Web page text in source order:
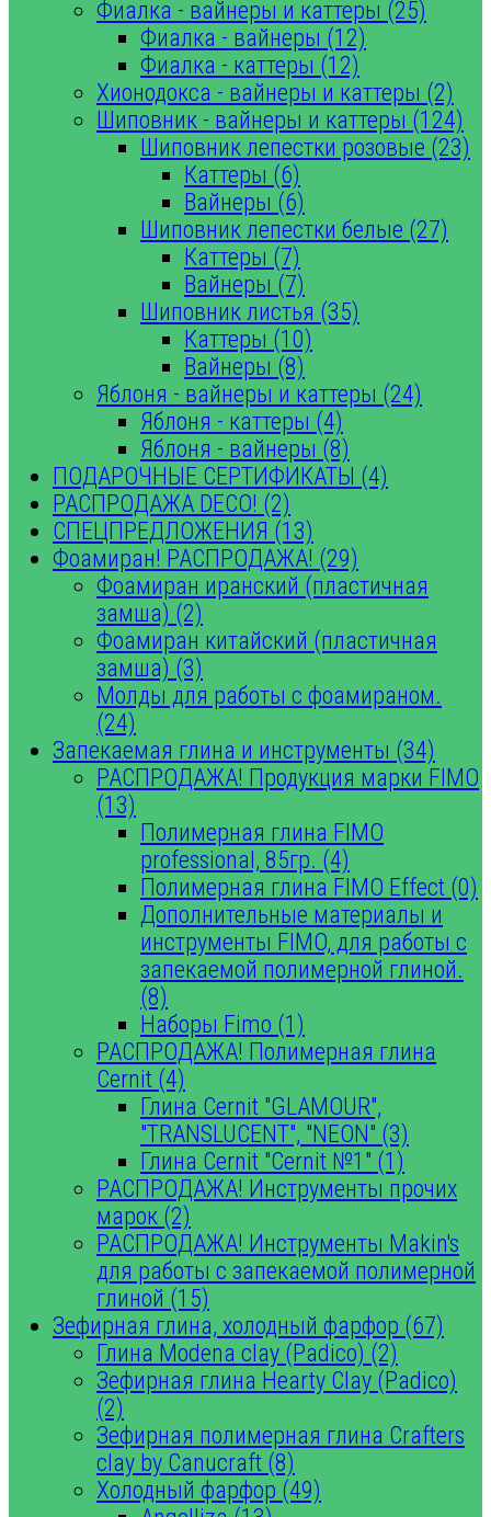
Фиалка - вайнеры и каттеры (25)
Фиалка - вайнеры (12)
Фиалка - каттеры (12)
Хионодокса - вайнеры и каттеры (2)
Шиповник - вайнеры и каттеры (124)
Шиповник лепестки розовые (23)
Каттеры (6)
Вайнеры (6)
Шиповник лепестки белые (27)
Каттеры (7)
Вайнеры (7)
Шиповник листья (35)
Каттеры (10)
Вайнеры (8)
Яблоня - вайнеры и каттеры (24)
Яблоня - каттеры (4)
Яблоня - вайнеры (8)
ПОДАРОЧНЫЕ СЕРТИФИКАТЫ (4)
РАСПРОДАЖА DECO! (2)
СПЕЦПРЕДЛОЖЕНИЯ (13)
Фоамиран! РАСПРОДАЖА! (29)
Фоамиран иранский (пластичная
замша) (2)
Фоамиран китайский (пластичная
замша) (3)
Молды для работы с фоамираном.
(24)
Запекаемая глина и инструменты (34)
РАСПРОДАЖА! Продукция марки FIMO
(13)
Полимерная глина FIMO
professional, 85гр. (4)
Полимерная глина FIMO Effect (0)
Дополнительные материалы и
инструменты FIMO, для работы с
запекаемой полимерной глиной.
(8)
Наборы Fimo (1)
РАСПРОДАЖА! Полимерная глина
Cernit (4)
Глина Cernit "GLAMOUR",
"TRANSLUCENT", "NEON" (3)
Глина Cernit "Cernit №1" (1)
РАСПРОДАЖА! Инструменты прочих
марок (2)
РАСПРОДАЖА! Инструменты Makin's
для работы с запекаемой полимерной
глиной (15)
Зефирная глина, холодный фарфор (67)
Глина Modena clay (Padico) (2)
Зефирная глина Hearty Clay (Padico)
(2)
Зефирная полимерная глина Crafters
clay by Canucraft (8)
Холодный фарфор (49)